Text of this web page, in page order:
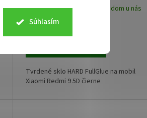
Súhlasím
Skladom u nás
€11,10
Tvrdené sklo HARD FullGlue na mobil
Xiaomi Redmi 9 5D čierne